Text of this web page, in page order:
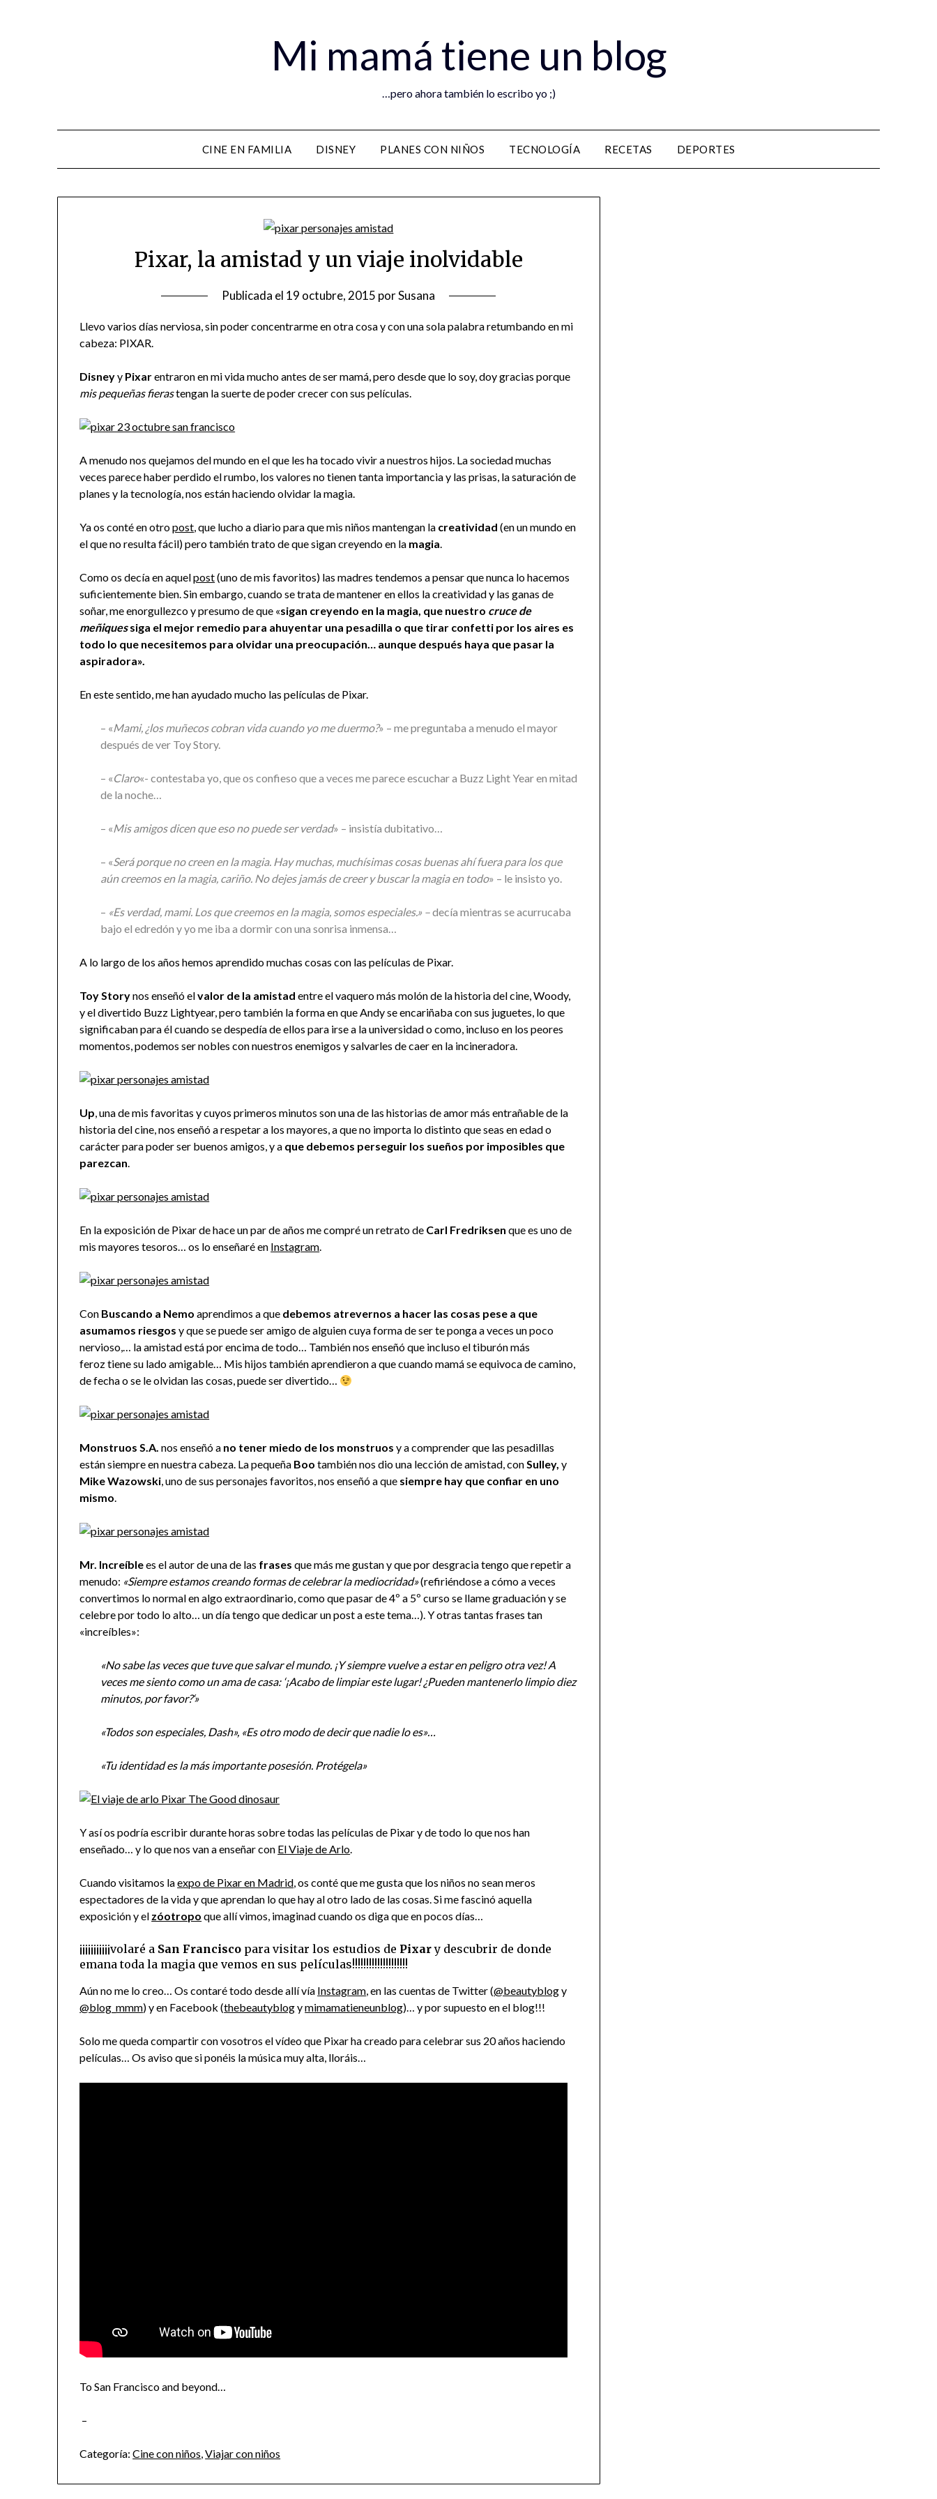
Mi mamá tiene un blog
…pero ahora también lo escribo yo ;)
CINE EN FAMILIA DISNEY PLANES CON NIÑOS TECNOLOGÍA RECETAS DEPORTES
Pixar, la amistad y un viaje inolvidable
Publicada el 19 octubre, 2015 porSusana
Llevo varios días nerviosa, sin poder concentrarme en otra cosa y con una sola palabra retumbando en mi
cabeza: PIXAR.
Disneyy Pixarentraron en mi vida mucho antes de ser mamá, pero desde que lo soy, doy gracias porque
mis pequeñas fierastengan la suerte de poder crecer con sus películas.
A menudo nos quejamos del mundo en el que les ha tocado vivir a nuestros hijos. La sociedad muchas
veces parece haber perdido el rumbo, los valores no tienen tanta importancia y las prisas, la saturación de
planes y la tecnología, nos están haciendo olvidar la magia.
Ya os conté en otropost, que lucho a diario para que mis niños mantengan la creatividad (en un mundo en
el que no resulta fácil) pero también trato de que sigan creyendo en la magia.
Como os decía en aquelpost(uno de mis favoritos) las madres tendemos a pensar que nunca lo hacemos
suficientemente bien. Sin embargo, cuando se trata de mantener en ellos la creatividad y las ganas de
soñar, me enorgullezco y presumo de que «sigan creyendo en la magia, que nuestro cruce de
meñiquessiga el mejor remedio para ahuyentar una pesadilla o que tirar confetti por los aires es
todo lo que necesitemos para olvidar una preocupación… aunque después haya que pasar la
aspiradora».
En este sentido, me han ayudado mucho las películas de Pixar.
– «Mami, ¿los muñecos cobran vida cuando yo me duermo?» – me preguntaba a menudo el mayor
después de ver Toy Story.
– «Claro«- contestaba yo, que os confieso que a veces me parece escuchar a Buzz Light Year en mitad
de la noche…
– «Mis amigos dicen que eso no puede ser verdad» – insistía dubitativo…
– «Será porque no creen en la magia. Hay muchas, muchísimas cosas buenas ahí fuera para los que
aún creemos en la magia, cariño. No dejes jamás de creer y buscar la magia en todo» – le insisto yo.
– «Es verdad, mami. Los que creemos en la magia, somos especiales.» –decía mientras se acurrucaba
bajo el edredón y yo me iba a dormir con una sonrisa inmensa…
A lo largo de los años hemos aprendido muchas cosas con las películas de Pixar.
Toy Storynos enseñó elvalor de la amistad entre el vaquero más molón de la historia del cine, Woody,
y el divertido Buzz Lightyear, pero también la forma en que Andy se encariñaba con sus juguetes, lo que
significaban para él cuando se despedía de ellos para irse a la universidad o como, incluso en los peores
momentos, podemos ser nobles con nuestros enemigos y salvarles de caer en la incineradora.
Up, una de mis favoritas y cuyos primeros minutos son una de las historias de amor más entrañable de la
historia del cine, nos enseñó a respetar a los mayores, a que no importa lo distinto que seas en edad o
carácter para poder ser buenos amigos, y a que debemos perseguir los sueños por imposibles que
parezcan.
En la exposición de Pixar de hace un par de años me compré un retrato de Carl Fredriksen que es uno de
mis mayores tesoros… os lo enseñaré en Instagram.
Con Buscando a Nemoaprendimos a que debemos atrevernos a hacer las cosas pese a que
asumamos riesgos y que se puede ser amigo de alguien cuya forma de ser te ponga a veces un poco
nervioso,… la amistad está por encima de todo… También nos enseñó que incluso el tiburón más
feroz tiene su lado amigable… Mis hijos también aprendieron a que cuando mamá se equivoca de camino,
de fecha o se le olvidan las cosas, puede ser divertido…
Monstruos S.A. nos enseñó a no tener miedo de los monstruos y a comprender que las pesadillas
están siempre en nuestra cabeza. La pequeña Boo también nos dio una lección de amistad, conSulley, y
Mike Wazowski, uno de sus personajes favoritos, nos enseñó a que siempre hay que confiar en uno
mismo.
Mr. Increíblees el autor de una de las frases que más me gustan y que por desgracia tengo que repetir a
menudo: «Siempre estamos creando formas de celebrar la mediocridad»(refiriéndose a cómo a veces
convertimos lo normal en algo extraordinario, como que pasar de 4º a 5º curso se llame graduación y se
celebre por todo lo alto… un día tengo que dedicar un post a este tema…). Y otras tantas frases tan
«increíbles»:
«No sabe las veces que tuve que salvar el mundo. ¡Y siempre vuelve a estar en peligro otra vez! A
veces me siento como un ama de casa: ‘¡Acabo de limpiar este lugar!¿Pueden mantenerlo limpio diez
minutos, por favor?‘»
«Todos son especiales, Dash», «Es otro modo de decir que nadie lo es»…
«Tu identidad es la más importante posesión. Protégela»
Y así os podría escribir durante horas sobre todas las películas de Pixar y de todo lo que nos han
enseñado… y lo que nos van a enseñar con El Viaje de Arlo.
Cuando visitamos laexpo de Pixar en Madrid, os conté que me gusta que los niños no sean meros
espectadores de la vida y que aprendan lo que hay al otro lado de las cosas. Si me fascinó aquella
exposición y el zóotropo que allí vimos, imaginad cuando os diga que en pocos días…
¡¡¡¡¡¡¡¡¡¡¡volaré a San Francisco para visitar los estudios de Pixary descubrir de donde
emana toda la magia que vemos en sus películas!!!!!!!!!!!!!!!!!!!!
Aún no me lo creo… Os contaré todo desde allí vía Instagram, en las cuentas de Twitter (@beautyblogy
@blog_mmm) y en Facebook (thebeautyblogymimamatieneunblog)… y por supuesto en el blog!!!
Solo me queda compartir con vosotros el vídeo que Pixar ha creado para celebrar sus 20 años haciendo
películas… Os aviso que si ponéis la música muy alta, lloráis…
To San Francisco and beyond…
–
Categoría: Cine con niños,Viajar con niños